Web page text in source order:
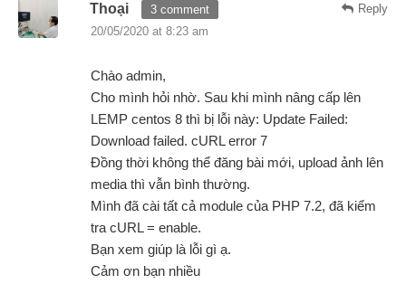
Reply
Thoại
3 comment
20/05/2020 at 8:23 am
Chào admin,
Cho mình hỏi nhờ. Sau khi mình nâng cấp lên
LEMP centos 8 thì bị lỗi này: Update Failed:
Download failed. cURL error 7
Đồng thời không thể đăng bài mới, upload ảnh lên
media thì vẫn bình thường.
Mình đã cài tất cả module của PHP 7.2, đã kiểm
tra cURL = enable.
Bạn xem giúp là lỗi gì ạ.
Cảm ơn bạn nhiều